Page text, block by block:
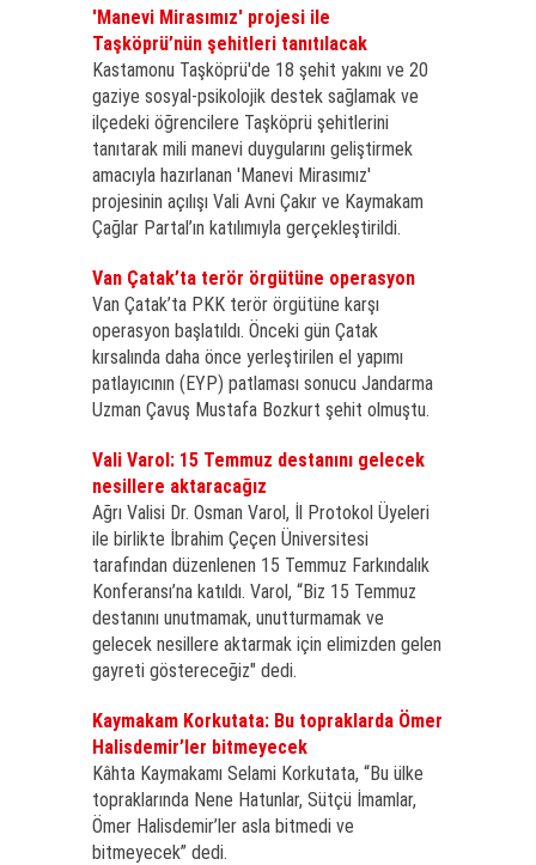
'Manevi Mirasımız' projesi ile
Taşköprü’nün şehitleri tanıtılacak
Kastamonu Taşköprü'de 18 şehit yakını ve 20
gaziye sosyal-psikolojik destek sağlamak ve
ilçedeki öğrencilere Taşköprü şehitlerini
tanıtarak mili manevi duygularını geliştirmek
amacıyla hazırlanan 'Manevi Mirasımız'
projesinin açılışı Vali Avni Çakır ve Kaymakam
Çağlar Partal’ın katılımıyla gerçekleştirildi.
Van Çatak’ta terör örgütüne operasyon
Van Çatak’ta PKK terör örgütüne karşı
operasyon başlatıldı. Önceki gün Çatak
kırsalında daha önce yerleştirilen el yapımı
patlayıcının (EYP) patlaması sonucu Jandarma
Uzman Çavuş Mustafa Bozkurt şehit olmuştu.
Vali Varol: 15 Temmuz destanını gelecek
nesillere aktaracağız
Ağrı Valisi Dr. Osman Varol, İl Protokol Üyeleri
ile birlikte İbrahim Çeçen Üniversitesi
tarafından düzenlenen 15 Temmuz Farkındalık
Konferansı’na katıldı. Varol, “Biz 15 Temmuz
destanını unutmamak, unutturmamak ve
gelecek nesillere aktarmak için elimizden gelen
gayreti göstereceğiz" dedi.
Kaymakam Korkutata: Bu topraklarda Ömer
Halisdemir’ler bitmeyecek
Kâhta Kaymakamı Selami Korkutata, “Bu ülke
topraklarında Nene Hatunlar, Sütçü İmamlar,
Ömer Halisdemir’ler asla bitmedi ve
bitmeyecek” dedi.